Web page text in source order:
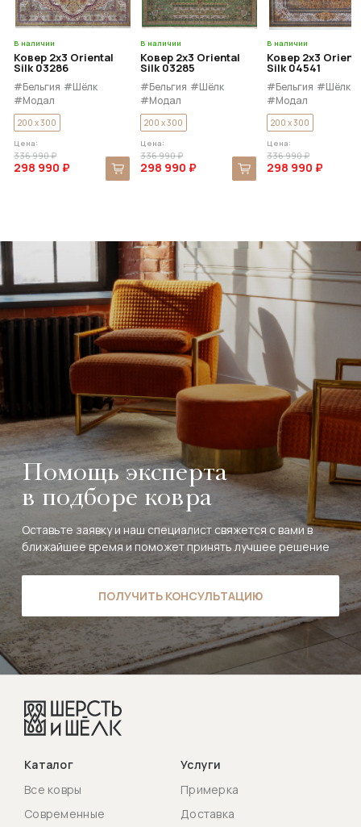
В наличии
Ковер 2x3 Oriental
Silk 03286
#Бельгия #Шёлк
#Модал
200 x 300
Цена:
336 990 ₽
298 990 ₽
В наличии
Ковер 2x3 Oriental
Silk 03285
#Бельгия #Шёлк
#Модал
200 x 300
Цена:
336 990 ₽
298 990 ₽
В наличии
Ковер 2x3
Silk 04541
#Бельгия #Шёлк
#Модал
200 x 300
Цена:
336 990 ₽
298 990 ₽
Помощь эксперта
в подборе ковра
Оставьте заявку и наш специалист свяжется с вами в
ближайшее время и поможет принять лучшее решение
ПОЛУЧИТЬ КОНСУЛЬТАЦИЮ
Каталог
Все ковры
Современные
Услуги
Примерка
Доставка